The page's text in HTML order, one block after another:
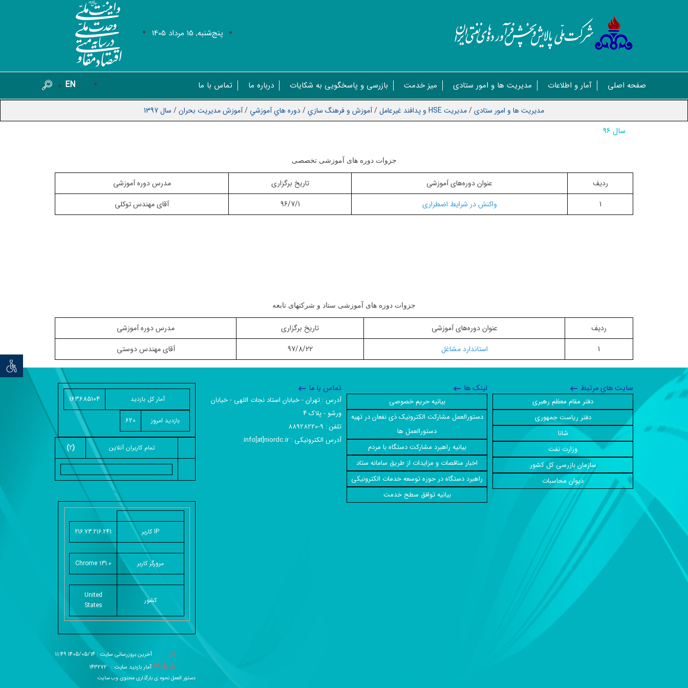
پنج‌شنبه, 15 مرداد 1405
صفحه اصلی آمار و اطلاعات مدیریت ها و امور ستادی میز خدمت بازرسی و پاسخگویی به شکایات درباره ما تماس با ما EN
توان
مدیریت ها و امور ستادی/مدیریت HSE و پدافند غیرعامل /آموزش و فرهنگ سازي/دوره هاي آموزشي /آموزش مديريت بحران/ سال 1397
سال 96
جزوات دوره های آموزشی تخصصی
ردیف عنوان دوره‌های آموزشی تاریخ برگزاری
مدرس دوره آموزشی
1
واکنش در شرایط اضطراری 96/7/1 آقای مهندس توکلی
جزوات دوره های آموزشی ستاد و شرکتهای تابعه
ردیف عنوان دوره‌های آموزشی تاریخ برگزاری
مدرس دوره آموزشی
1
استاندارد مشاغل 97/8/22 آقای مهندس دوستی
سایت های مرتبط
دفتر مقام معظم رهبری
دفتر ریاست جمهوری
شانا
وزارت نفت
سازمان بازرسی کل کشور
دیوان محاسبات
لینک ها
بیانیه حریم خصوصی
دستورالعمل مشارکت الکترونیک ذی نفعان در تهیه
دستورالعمل ها
بیانیه راهبرد مشارکت دستگاه با مردم
اخبار مناقصات و مزایدات از طریق سامانه ستاد
راهبرد دستگاه در حوزه توسعه خدمات الکترونیکی
بیانیه توافق سطح خدمت
تماس با ما
آدرس :‌ تهران - خیابان استاد نجات اللهی - خیابان
ورشو - پلاک ۴
تلفن :‌ 9-88928220
آدرس الکترونیکی :‌ info[at]niordc.ir
آمار کل بازدید 163685104
بازديد امروز 620
تمام کاربران آنلاين (
2
)
گزارش آمار سایت - خلاصه
IP کاربر 216.73.216.241
مرورگر کاربر Chrome 131.0
کشور
United
States
آخرین بروزرسانی سایت : 1405/05/14 11:49
آمار بازدید سایت :143272
دستور العمل نحوه ی بارگذاری محتوی وب سایت